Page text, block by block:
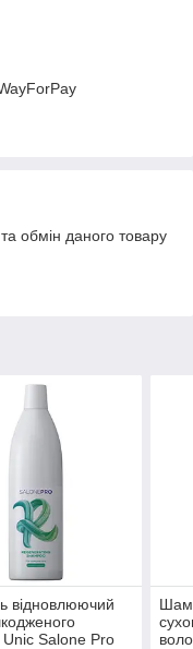
обмін даного товару
відновлюючий
Unic Salone Pro